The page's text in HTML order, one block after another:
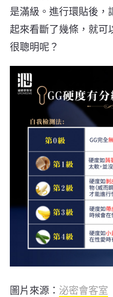
是滿級。進行環貼後，
起來看斷了幾條，就可
很聰明呢？
圖片來源： 泌密會客室